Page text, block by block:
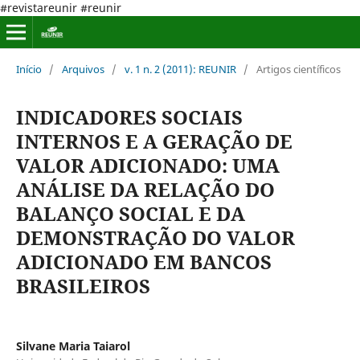
#revistareunir #reunir
Início / Arquivos / v. 1 n. 2 (2011): REUNIR / Artigos científicos
INDICADORES SOCIAIS
INTERNOS E A GERAÇÃO DE
VALOR ADICIONADO: UMA
ANÁLISE DA RELAÇÃO DO
BALANÇO SOCIAL E DA
DEMONSTRAÇÃO DO VALOR
ADICIONADO EM BANCOS
BRASILEIROS
Silvane Maria Taiarol